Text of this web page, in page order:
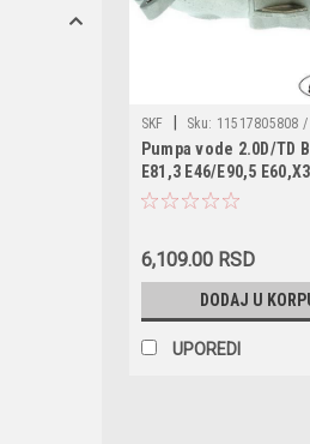
SKF Sku: 11517805808 /
11517791833 / AQ1807 /
VKPC88635 / 1687 / CP3374
/ PA10135 / B221 / WP6338
20924026 / D1B031TT /
Pumpa vode 2.0D/TD
E81,3 E46/E90,5
6,109.00 RSD
DODAJ U
UPOREDI